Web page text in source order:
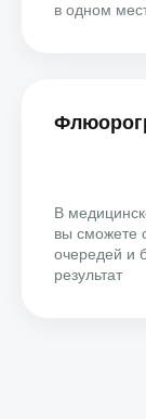
в одном
В
вы сможете
очередей и
результат